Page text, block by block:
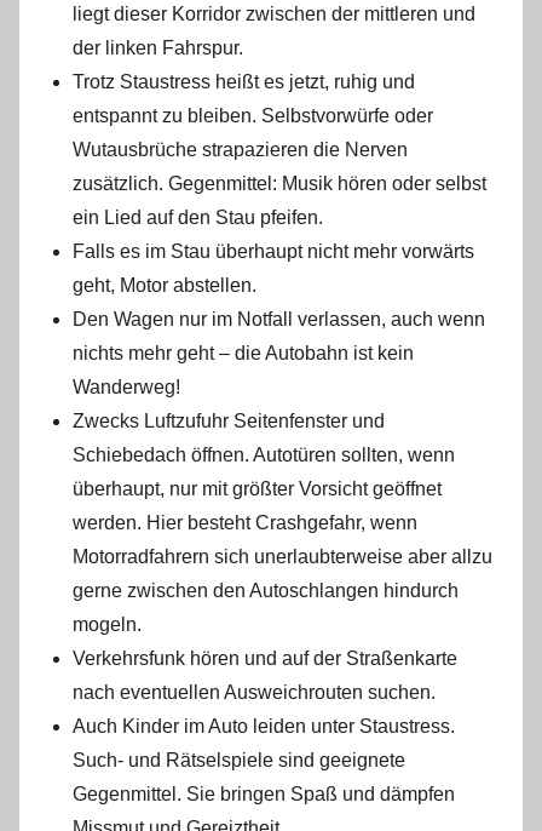
liegt dieser Korridor zwischen der mittleren und
der linken Fahrspur.
Trotz Staustress heißt es jetzt, ruhig und
entspannt zu bleiben. Selbstvorwürfe oder
Wutausbrüche strapazieren die Nerven
zusätzlich. Gegenmittel: Musik hören oder selbst
ein Lied auf den Stau pfeifen.
Falls es im Stau überhaupt nicht mehr vorwärts
geht, Motor abstellen.
Den Wagen nur im Notfall verlassen, auch wenn
nichts mehr geht – die Autobahn ist kein
Wanderweg!
Zwecks Luftzufuhr Seitenfenster und
Schiebedach öffnen. Autotüren sollten, wenn
überhaupt, nur mit größter Vorsicht geöffnet
werden. Hier besteht Crashgefahr, wenn
Motorradfahrern sich unerlaubterweise aber allzu
gerne zwischen den Autoschlangen hindurch
mogeln.
Verkehrsfunk hören und auf der Straßenkarte
nach eventuellen Ausweichrouten suchen.
Auch Kinder im Auto leiden unter Staustress.
Such- und Rätselspiele sind geeignete
Gegenmittel. Sie bringen Spaß und dämpfen